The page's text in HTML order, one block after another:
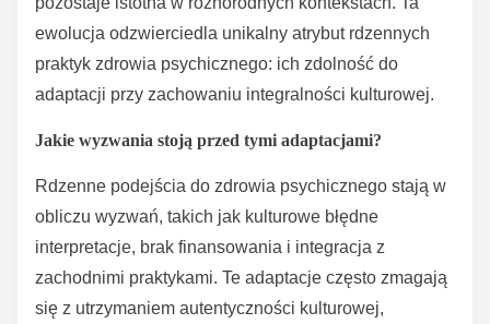
ewolucja odzwierciedla unikalny atrybut rdzennych
praktyk zdrowia psychicznego: ich zdolność do
adaptacji przy zachowaniu integralności kulturowej.
Jakie wyzwania stoją przed tymi adaptacjami?
Rdzenne podejścia do zdrowia psychicznego stają w
obliczu wyzwań, takich jak kulturowe błędne
interpretacje, brak finansowania i integracja z
zachodnimi praktykami. Te adaptacje często zmagają
się z utrzymaniem autentyczności kulturowej,